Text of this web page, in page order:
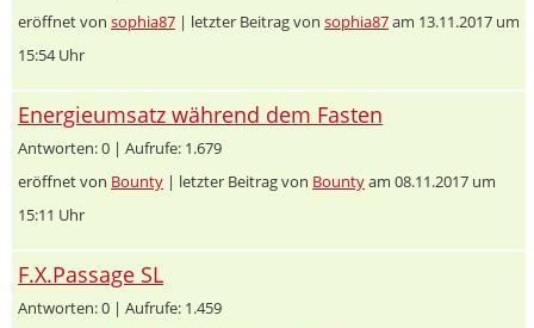
eröffnet von sophia87 | letzter Beitrag von sophia87am 13.11.2017 um
15:54 Uhr
Energieumsatz während dem Fasten
Antworten: 0 | Aufrufe: 1.679
eröffnet von Bounty | letzter Beitrag von Bountyam 08.11.2017 um
15:11 Uhr
F.X.Passage SL
Antworten: 0 | Aufrufe: 1.459